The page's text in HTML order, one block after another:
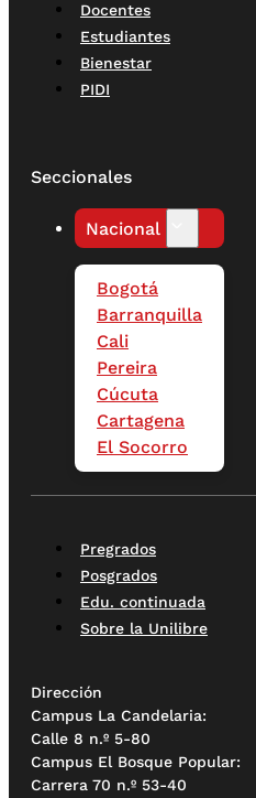
Docentes
Estudiantes
Bienestar
PIDI
Seccionales
Nacional
Bogotá
Barranquilla
Cali
Pereira
Cúcuta
Cartagena
El Socorro
Pregrados
Posgrados
Edu. continuada
Sobre la Unilibre
Dirección
Campus La Candelaria:
Calle 8 n.º 5-80
Campus El Bosque Popular:
Carrera 70 n.º 53-40